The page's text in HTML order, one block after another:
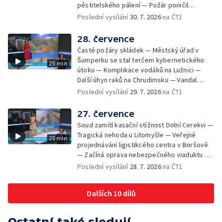
Most začíná festival Let It Roll — Vyvrcholil
bouřkový neboli jelení úplněk — Kanoistka
pěstitelského pálení — Požár poničil
historickou vilu Marta v Písku — Končí Letní
odpad — Nedostatek vody na Hracholuskách
— Příprava nového plavebního stupně v
Děčíně — Biokoridor pro užovku stromovou
— Záchrana liblického vysílače — První
koncert Diany Ross v Česku — Výroba
obrněných vozidel CV90 — Biokoridor pod
vedením vysokého napětí
Poslední vysílání30. 7. 2026na ČT1
25 min
28. července
Časté požáry skládek — Městský úřad v
Šumperku se stal terčem kybernetického
útoku — Komplikace vodáků na Lužnici —
Další úhyn raků na Chrudimsku — Vandal
poškodil okna na Ještědu — Lvice Elza má
defibrilátorů — 194 km/h po dálnici D6 —
Problém s likvidací kadmia — Vězni na
Frýdlantsku čistí koryto potoka — Antikolizní
systém tramvají Škoda 40T — Praha má šanci
na rekordní turistickou sezonu — Začíná
festival PernštejnLove v Pardubicích — Jelen
albín na Litoměřicku — Čeští vědci se
Poslední vysílání 29. 7. 2026na ČT1
25 min
27. července
Soud zamítl kasační stížnost Dolní Cerekvi —
Tragická nehoda u Litomyšle — Veřejné
projednávání ligistikcého centra v Boršově
— Začíná oprava nebezpečného viaduktu v
Klatovech — Pražská koalice o zásahu na
na Českolipsku — Úřednice na pachatele
napojená nebyla — Nižší zájem o Novou
zelenou úsporám — Problémy řidičů v
Poslední vysílání 28. 7. 2026na ČT1
Dalších 10 dílů